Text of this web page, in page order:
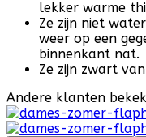
lekker warme
Ze zijn niet
weer op een
binnenkant nat.
Ze zijn zwart
Andere klanten